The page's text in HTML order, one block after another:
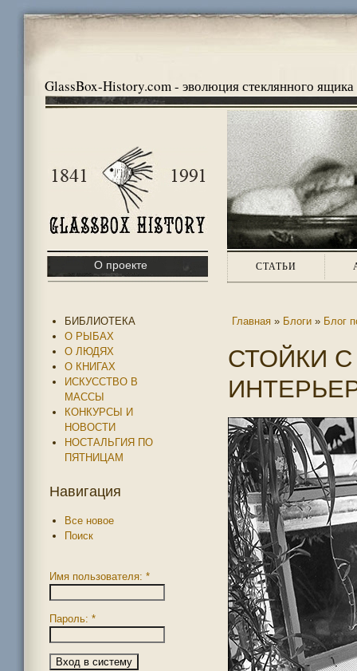
GlassBox-History.com - эволюция стеклянного ящика
О проекте СТАТЬИ
Главная » Блоги » Блог
СТОЙКИ
БИБЛИОТЕКА
О РЫБАХ
О ЛЮДЯХ
О КНИГАХ
ИСКУССТВО В
МАССЫ
КОНКУРСЫ И
НОВОСТИ
НОСТАЛЬГИЯ ПО
ПЯТНИЦАМ
Навигация
Все новое
Поиск
Имя пользователя: *
Пароль: *